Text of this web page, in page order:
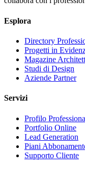
Esplora
Directory
Progetti in
Magazine
Studi di Design
Aziende Partner
Servizi
Profilo
Portfolio Online
Lead Generation
Piani
Supporto Cliente